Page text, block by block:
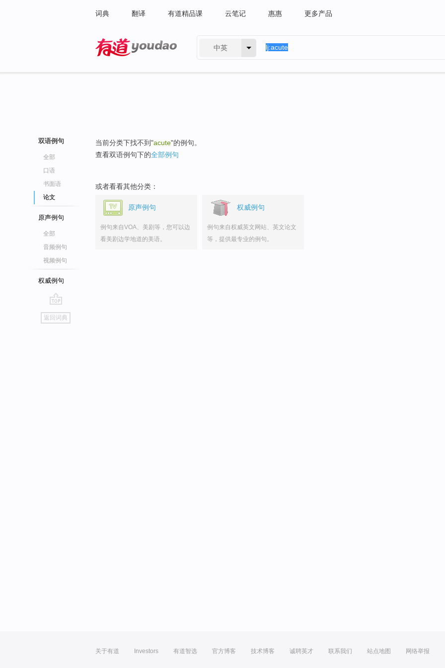
词典 翻译 有道精品课 云笔记 惠惠 更多产品
中英
双语例句
全部
口语
书面语
论文
原声例句
全部
音频例句
视频例句
权威例句
go
top
返回词典
当前分类下找不到"acute"的例句。
查看双语例句下的全部例句
或者看看其他分类：
原声例句
例句来自VOA、美剧等，您可以边
看美剧边学地道的美语。
权威例句
例句来自权威英文网站、英文论文
等，提供最专业的例句。
关于有道 Investors 有道智选 官方博客 技术博客 诚聘英才 联系我们 站点地图 网络举报